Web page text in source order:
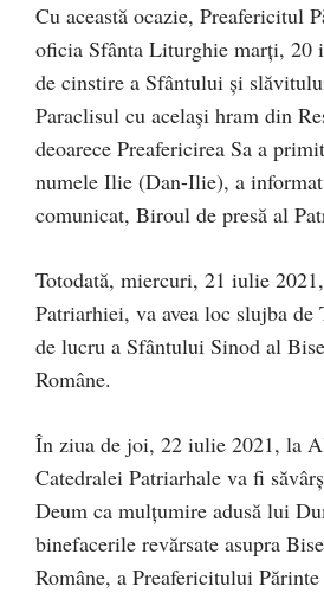
Cu această ocazie, Preafericitul
oficia Sfânta Liturghie marţi, 20
de cinstire a Sfântului și
Paraclisul cu acelaşi hram din
deoarece Preafericirea Sa a
numele Ilie (Dan-Ilie), a
comunicat, Biroul de presă al
Totodată, miercuri, 21 iulie
Patriarhiei, va avea loc slujba de
de lucru a Sfântului Sinod al
Române.
În ziua de joi, 22 iulie 2021, la
Catedralei Patriarhale va fi
Deum ca mulţumire adusă lui
binefacerile revărsate asupra
Române, a Preafericitului